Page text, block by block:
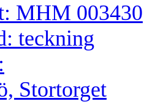
MHM 003430
teckning
Stortorget